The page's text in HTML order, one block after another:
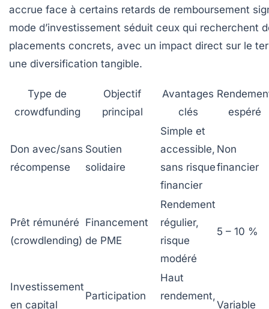
accrue face à certains retards de remboursement
mode d’investissement séduit ceux qui recherchent
placements concrets, avec un impact direct sur le
une diversification tangible.
Type de
crowdfunding
Objectif
principal
Avantages
clés
espéré
Don avec/sans
récompense
Soutien
solidaire
Simple et
accessible,
sans risque
financier
Non
financier
Prêt rémunéré
(crowdlending)
Financement
de PME
Rendement
régulier,
risque
modéré
5 – 10 %
Investissement
en capital
Participation
Haut
rendement,
Variable